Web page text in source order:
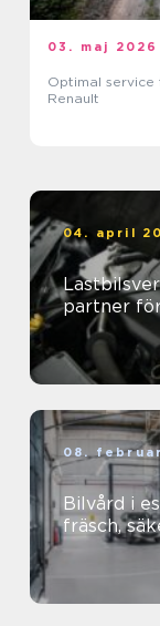
03. maj 2026
Optimal service
Renault
04. april
Lastbilsverkstad
partner
08.
Bilvård i eskilstuna
fräsch,